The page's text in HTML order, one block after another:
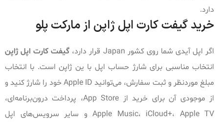
دارد.
خرید گیفت کارت اپل ژاپن از مارکت پلو
اگر اپل آیدی شما روی کشور Japan قرار دارد،
گیفت کارت اپل ژاپن
انتخاب مناسبی برای شارژ حساب اپل با ین ژاپن است. با انتخاب
مبلغ موردنظر و ثبت سفارش، می‌توانید Apple ID خود را شارژ کنید و
از موجودی آن برای خرید از App Store، پرداخت درون‌برنامه‌ای،
Apple Music، iCloud+، Apple TV و سایر سرویس‌های اپل